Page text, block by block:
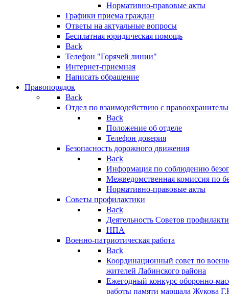
Нормативно-правовые акты
Графики приема граждан
Ответы на актуальные вопросы
Бесплатная юридическая помощь
Back
Телефон "Горячей линии"
Интернет-приемная
Написать обращение
Правопорядок
Back
Отдел по взаимодействию с
Back
Положение об отделе
Телефон доверия
Безопасность дорожного движения
Back
Информация по соблюдению
Межведомственная комиссия по
Нормативно-правовые акты
Советы профилактики
Back
Деятельность Советов
НПА
Военно-патриотическая работа
Back
Координационный совет по
жителей Лабинского района
Ежегодный конкурс оборонно-
работы памяти маршала Жукова